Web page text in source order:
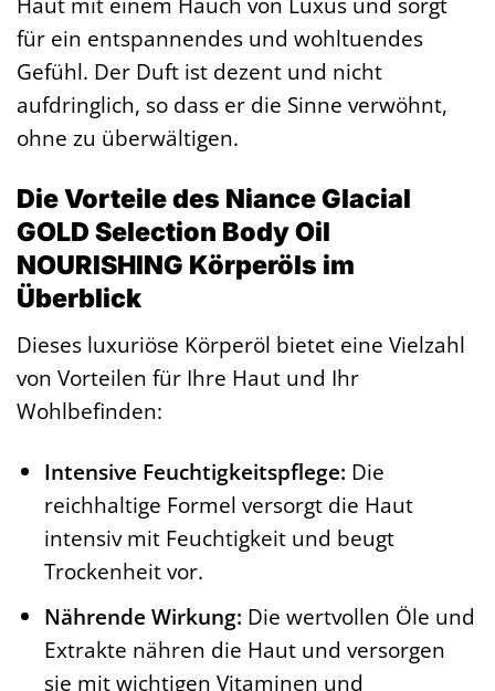
für ein entspannendes und wohltuendes
Gefühl. Der Duft ist dezent und nicht
aufdringlich, so dass er die Sinne verwöhnt,
ohne zu überwältigen.
Die Vorteile des Niance Glacial
GOLD Selection Body Oil
NOURISHING Körperöls im
Überblick
Dieses luxuriöse Körperöl bietet eine Vielzahl
von Vorteilen für Ihre Haut und Ihr
Wohlbefinden:
Intensive Feuchtigkeitspflege: Die
reichhaltige Formel versorgt die Haut
intensiv mit Feuchtigkeit und beugt
Trockenheit vor.
Nährende Wirkung: Die wertvollen Öle und
Extrakte nähren die Haut und versorgen
sie mit wichtigen Vitaminen und